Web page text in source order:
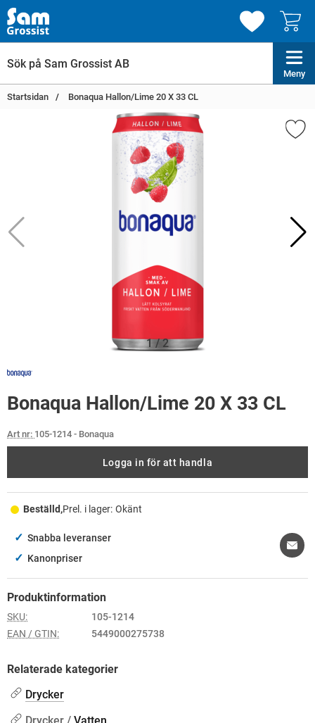
Meny
Startsidan Bonaqua Hallon/Lime 20 X 33 CL
1/2
Bonaqua Hallon/Lime 20 X 33 CL
Art nr: 105-1214 - Bonaqua
Logga in för att handla
Beställd,Prel. i lager: Okänt
✓ Snabba leveranser
✓ Kanonpriser
Produktinformation
SKU:
105-1214
EAN / GTIN:
5449000275738
Relaterade kategorier
Drycker